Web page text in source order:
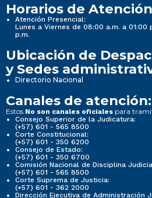
Horarios de
Atención Presencial:
Lunes a Viernes de 08:00 a.m. a 01:00
p.m.
Ubicación de
y Sedes
Directorio Nacional
Canales de atención:
Estos No son canales oficiales para
Consejo Superior de la Judicatura:
(+57) 601 - 565 8500
Corte Constitucional:
(+57) 601 - 350 6200
Consejo de Estado:
(+57) 601 - 350 6700
Comisión Nacional de Disciplina
(+57) 601 - 565 8500
Corte Suprema de Justicia:
(+57) 601 - 362 2000
Dirección Ejecutiva de Administración